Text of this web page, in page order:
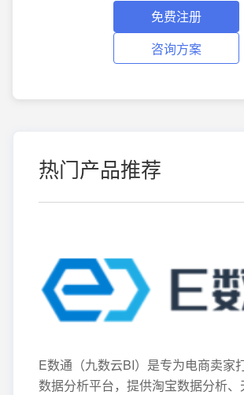
免费注册
咨询方案
热门产品推荐
E数通（九数云BI）是专为电商卖家
数据分析平台，提供淘宝数据分析、